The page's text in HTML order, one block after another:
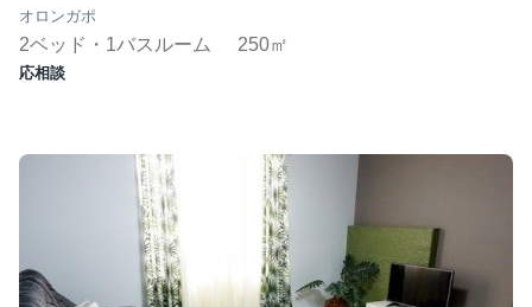
短期（１ヶ月〜）
オロンガポ
2ベッド・1バスルーム 250㎡
応相談